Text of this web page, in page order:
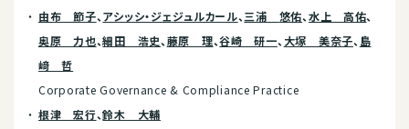
由布 節子、アシッシ・ジェジュルカール、三浦 悠佑、水上 高佑、
奥原 力也、細田 浩史、藤原 理、谷崎 研一、 大塚 美奈子、 島
﨑 哲
Corporate Governance & Compliance Practice
根津 宏行、鈴木 大輔